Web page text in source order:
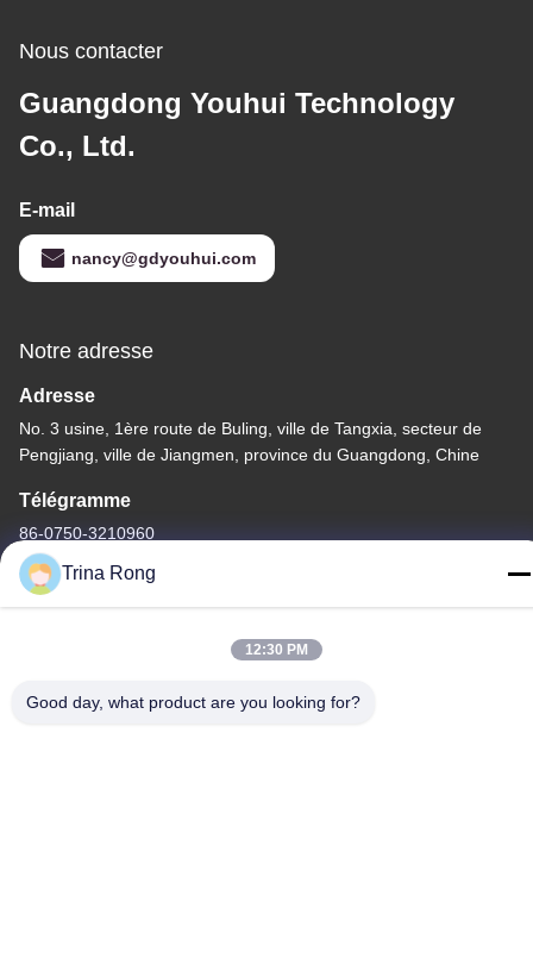
Nous contacter
Guangdong Youhui Technology
Co., Ltd.
E-mail
nancy@gdyouhui.com
Notre adresse
Adresse
No. 3 usine, 1ère route de Buling, ville de Tangxia, secteur de
Pengjiang, ville de Jiangmen, province du Guangdong, Chine
Télégramme
86-0750-3210960
Chine Bonne qualité Lampes d'halogène d'IR Le fournisseur.
Trina Rong
12:30 PM
Good day, what product are you looking for?